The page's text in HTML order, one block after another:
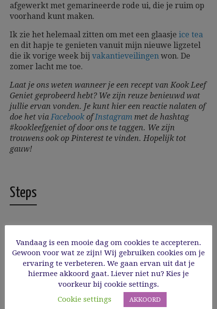
afgewerkt met gemarineerde rode ui, die je ruim op
voorhand kunt maken.
Ik zie het helemaal zitten om met een glaasje ice tea
en dit hapje te genieten vanuit mijn nieuwe ligzetel
die ik vorige week bij vakantieveilingen won. De
zomer lacht me toe.
Laat je ons weten wanneer je een recept van Kook Leef
Geniet geprobeerd hebt? We zijn reuze benieuwd wat
jullie ervan vonden. Je kunt hier een reactie nalaten of
doe het viaFacebookofInstagram met de hashtag
#kookleefgeniet of door ons te taggen. We zijn
trouwens ook op Pinterest te vinden. Hopelijk tot
gauw!
Steps
1 DE GEMARINEERDE RODE UI
Breng de suiker en azijn in een steelpannetje
aan de kook en laat de suiker oplossen. Snij
de ui intussen met een mandoline of
groenteschaaf in dunne ringen. Doe de
Vandaag is een mooie dag om cookies te accepteren.
Gewoon voor wat ze zijn! Wij gebruiken cookies om je
ervaring te verbeteren. We gaan ervan uit dat je
hiermee akkoord gaat. Liever niet nu? Kies je
voorkeur bij cookie settings.
Cookie settings
AKKOORD